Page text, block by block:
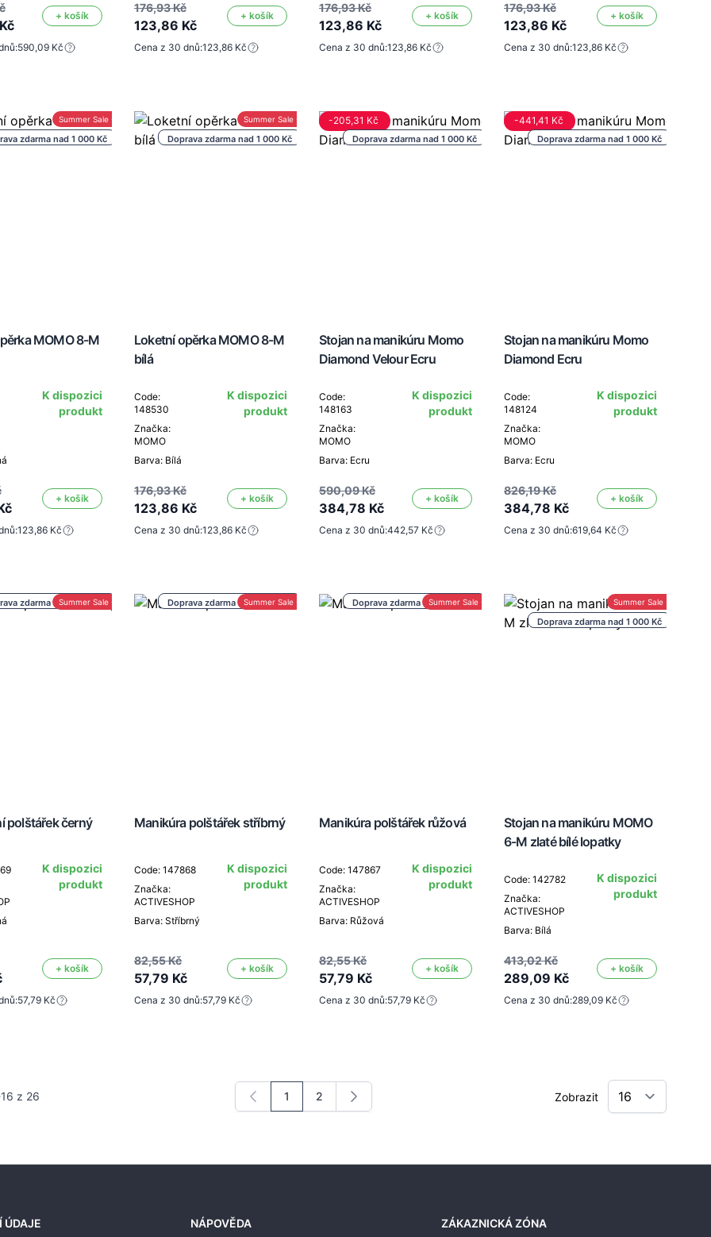
+ košík
590,09 Kč
176,93 Kč
123,86 Kč
+ košík
Cena z 30 dnů:123,86 Kč
176,93 Kč
123,86 Kč
+ košík
Cena z 30 dnů:123,86 Kč
176,93 Kč
123,86 Kč
+ košík
Cena z 30 dnů:123,86 Kč
zdarma nad 1 000 Kč
Summer Sale -30%
MOMO 8-M
K dispozici
produkt
+ košík
123,86 Kč
Doprava zdarma nad 1 000 Kč
Summer Sale -30%
Loketní opěrka MOMO 8-M
bílá
Code:
148530
Značka:
MOMO
Barva: Bílá
K dispozici
produkt
176,93 Kč
123,86 Kč
+ košík
Cena z 30 dnů:123,86 Kč
-205,31 Kč
Doprava zdarma nad 1 000 Kč
Stojan na manikúru Momo
Diamond Velour Ecru
Code:
148163
Značka:
MOMO
Barva: Ecru
K dispozici
produkt
590,09 Kč
384,78 Kč
+ košík
Cena z 30 dnů:442,57 Kč
-441,41 Kč
Doprava zdarma nad 1 000 Kč
Stojan na manikúru Momo
Diamond Ecru
Code:
148124
Značka:
MOMO
Barva: Ecru
K dispozici
produkt
826,19 Kč
384,78 Kč
+ košík
Cena z 30 dnů:619,64 Kč
zdarma nad 1 000 Kč
Summer Sale -30%
polštářek černý
K dispozici
produkt
+ košík
57,79 Kč
Doprava zdarma nad 1 000 Kč
Summer Sale -30%
Manikúra polštářek stříbrný
Code: 147868
Značka:
ACTIVESHOP
Barva: Stříbrný
K dispozici
produkt
82,55 Kč
57,79 Kč
+ košík
Cena z 30 dnů:57,79 Kč
Doprava zdarma nad 1 000 Kč
Summer Sale -30%
Manikúra polštářek růžová
Code: 147867
Značka:
ACTIVESHOP
Barva: Růžová
K dispozici
produkt
82,55 Kč
57,79 Kč
+ košík
Cena z 30 dnů:57,79 Kč
Doprava zdarma nad 1 000 Kč
Summer Sale -30%
Stojan na manikúru MOMO
6-M zlaté bílé lopatky
Code: 142782
Značka:
ACTIVESHOP
Barva: Bílá
K dispozici
produkt
413,02 Kč
289,09 Kč
+ košík
Cena z 30 dnů:289,09 Kč
16 z 26 Právě si prohlížíte stránku
1 Stránka
2 Zobrazit
ÚDAJE NÁPOVĚDA ZÁKAZNICKÁ ZÓNA